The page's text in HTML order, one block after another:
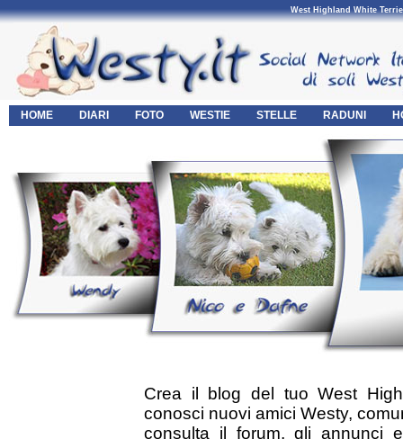
West Highland White
HOME DIARI FOTO WESTIE STELLE RADUNI
Crea il blog del tuo West
conosci nuovi amici Westy,
consulta il forum, gli annunci